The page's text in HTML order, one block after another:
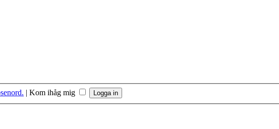
| Kom ihåg mig